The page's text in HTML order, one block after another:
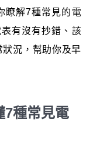
瞭解7種常見的電
有沒有抄錯、該
況，幫助你及早
7種常見電